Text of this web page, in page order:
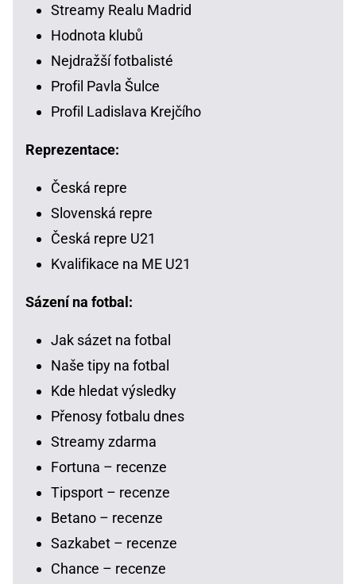
Streamy Realu Madrid
Hodnota klubů
Nejdražší fotbalisté
Profil Pavla Šulce
Profil Ladislava Krejčího
Reprezentace:
Česká repre
Slovenská repre
Česká repre U21
Kvalifikace na ME U21
Sázení na fotbal:
Jak sázet na fotbal
Naše tipy na fotbal
Kde hledat výsledky
Přenosy fotbalu dnes
Streamy zdarma
Fortuna – recenze
Tipsport – recenze
Betano – recenze
Sazkabet – recenze
Chance – recenze